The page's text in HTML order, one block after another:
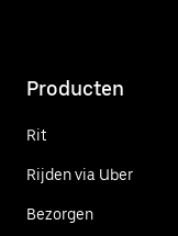
Producten
Rit
Rijden via Uber
Bezorgen